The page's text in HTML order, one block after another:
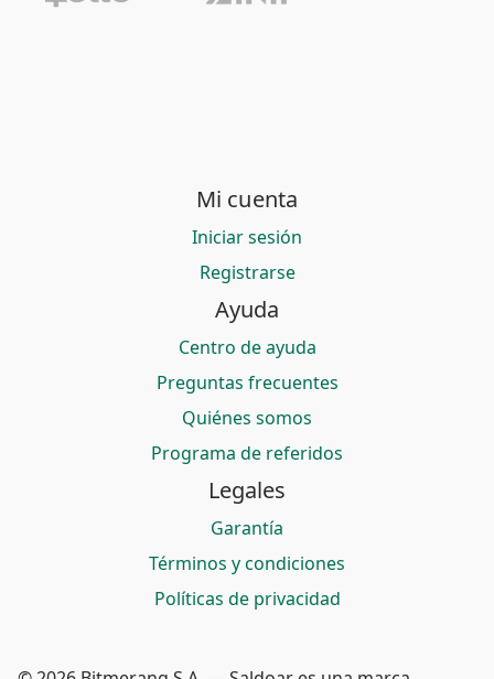
Mi cuenta
Iniciar sesión
Registrarse
Ayuda
Centro de ayuda
Preguntas frecuentes
Quiénes somos
Programa de referidos
Legales
Garantía
Términos y condiciones
Políticas de privacidad